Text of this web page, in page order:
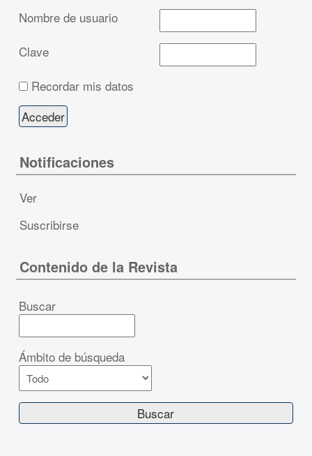
Nombre de usuario
Clave
Recordar mis datos
Notificaciones
Ver
Suscribirse
Contenido de la Revista
Buscar
Ámbito de búsqueda